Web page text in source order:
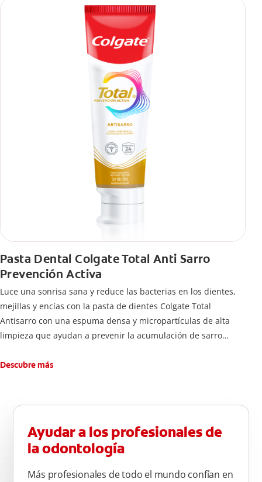
Pasta Dental Colgate Total Anti Sarro
Prevención Activa
Luce una sonrisa sana y reduce las bacterias en los dientes,
mejillas y encías con la pasta de dientes Colgate Total
Antisarro con una espuma densa y micropartículas de alta
limpieza que ayudan a prevenir la acumulación de sarro
Descubre más
Ayudar a los profesionales de
la odontología
Más profesionales de todo el mundo confían en